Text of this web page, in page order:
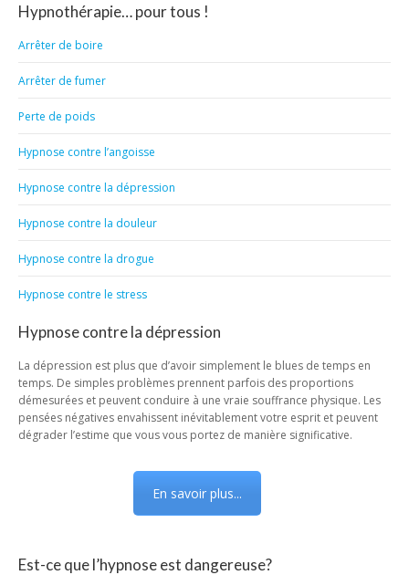
Hypnothérapie… pour tous !
Arrêter de boire
Arrêter de fumer
Perte de poids
Hypnose contre l’angoisse
Hypnose contre la dépression
Hypnose contre la douleur
Hypnose contre la drogue
Hypnose contre le stress
Hypnose contre la dépression
La dépression est plus que d’avoir simplement le blues de temps en
temps. De simples problèmes prennent parfois des proportions
démesurées et peuvent conduire à une vraie souffrance physique. Les
pensées négatives envahissent inévitablement votre esprit et peuvent
dégrader l’estime que vous vous portez de manière significative.
En savoir plus...
Est-ce que l’hypnose est dangereuse?